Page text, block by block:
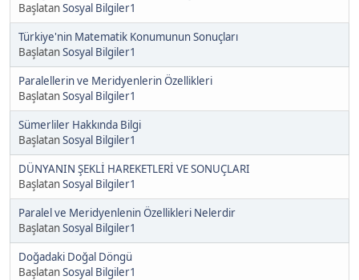
BaşlatanSosyal Bilgiler1
Türkiye'nin Matematik Konumunun Sonuçları
BaşlatanSosyal Bilgiler1
Paralellerin ve Meridyenlerin Özellikleri
BaşlatanSosyal Bilgiler1
Sümerliler Hakkında Bilgi
BaşlatanSosyal Bilgiler1
DÜNYANIN ŞEKLİ HAREKETLERİ VE SONUÇLARI
BaşlatanSosyal Bilgiler1
Paralel ve Meridyenlenin Özellikleri Nelerdir
BaşlatanSosyal Bilgiler1
Doğadaki Doğal Döngü
BaşlatanSosyal Bilgiler1